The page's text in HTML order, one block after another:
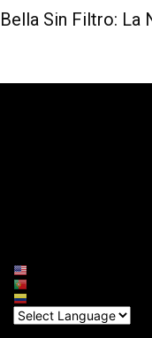
Bella Sin Filtro: La